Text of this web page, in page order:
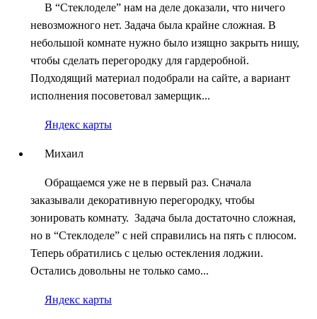
В “Стеклоделе” нам на деле доказали, что ничего
невозможного нет. Задача была крайне сложная. В
небольшой комнате нужно было изящно закрыть нишу,
чтобы сделать перегородку для гардеробной.
Подходящий материал подобрали на сайте, а вариант
исполнения посоветовал замерщик...
Яндекс карты
Михаил
Обращаемся уже не в первый раз. Сначала
заказывали декоративную перегородку, чтобы
зонировать комнату. Задача была достаточно сложная,
но в “Стеклоделе” с ней справились на пять с плюсом.
Теперь обратились с целью остекления лоджии.
Остались довольны не только само...
Яндекс карты